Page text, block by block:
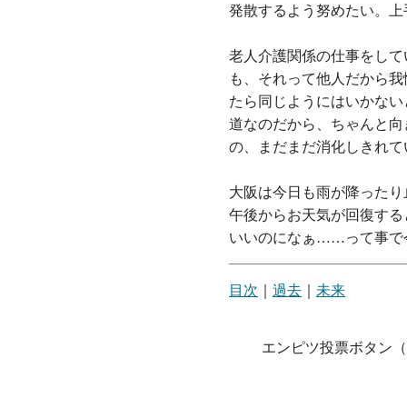
発散するよう努めたい。
老人介護関係の仕事をし
も、それって他人だから
たら同じようにはいかな
道なのだから、ちゃんと
の、まだまだ消化しきれ
大阪は今日も雨が降った
午後からお天気が回復す
いいのになぁ……って事で
目次 過去 未来
エンピツ投票ボタン